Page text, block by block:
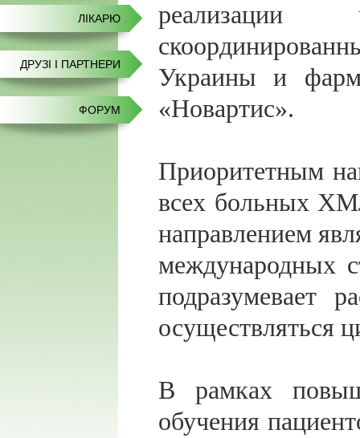
ЛIКАРЮ
ДРУЗІ І ПАРТНЕРИ
ФОРУМ
реализации
Украины и
«Новартис».
Приоритетным
всех больных
направлением
международных
подразумевает
осуществляться
В рамках
обучения